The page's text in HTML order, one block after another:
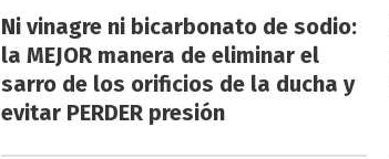
Ni vinagre ni bicarbonato de sodio:
la MEJOR manera de eliminar el
sarro de los orificios de la ducha y
evitar PERDER presión